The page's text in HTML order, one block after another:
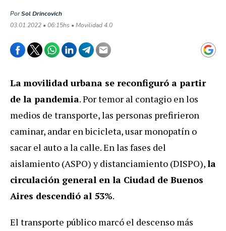
PorSol Drincovich
03.01.2022 • 06:15hs • Movilidad 4.0
Lamovilidad urbana se reconfiguró a partir
de la pandemia. Por temor al contagio en los
medios de transporte, las personas prefirieron
caminar, andar en bicicleta, usar monopatín o
sacar el auto a la calle. En las fases del
aislamiento (ASPO) y distanciamiento (DISPO),la
circulación general en la Ciudad de Buenos
Aires descendió al 53%.
El transporte público marcó el descenso más